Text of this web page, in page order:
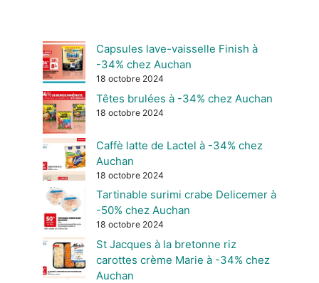
Capsules lave-vaisselle Finish à
-34% chez Auchan
18 octobre 2024
Têtes brulées à -34% chez Auchan
18 octobre 2024
Caffè latte de Lactel à -34% chez
Auchan
18 octobre 2024
Tartinable surimi crabe Delicemer à
-50% chez Auchan
18 octobre 2024
St Jacques à la bretonne riz
carottes crème Marie à -34% chez
Auchan